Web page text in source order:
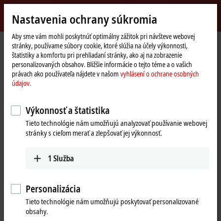
Beckhoff
-
New
Automation
Technology
myBeckhoff
Domovská
stránka
Products I/O EtherCAT Box
EPxxxx | Industrial housing
EPxxxx | System
Tabular product overview Product finder
decentralized, modular EtherCAT network and power architecture.
0000 are used to set the address for Hot Connect groups.
Junctions:
The junctions and branches allow the free topology
setup of an EtherCAT network with three or more branches. At the
same time, the additional voltage can also be brought onto the
Nastavenia ochrany súkromia
Aby sme vám mohli poskytnúť optimálny zážitok pri návšteve webovej
stránky, používame súbory cookie, ktoré slúžia na účely výkonnosti,
štatistiky a komfortu pri prehliadaní stránky, ako aj na zobrazenie
personalizovaných obsahov. Bližšie informácie o tejto téme a o vašich
právach ako používateľa nájdete v našom vyhlásení o ochrane osobných
údajov.
Výkonnosť a štatistika
Tieto technológie nám umožňujú analyzovať používanie webovej
stránky s cieľom merať a zlepšovať jej výkonnosť.
1 Služba
Personalizácia
Tieto technológie nám umožňujú poskytovať personalizované
obsahy.